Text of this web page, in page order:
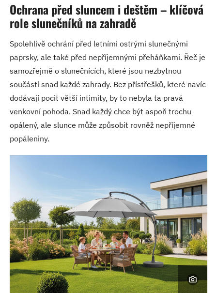
Ochrana před sluncem i deštěm – klíčová
role slunečníků na zahradě
Spolehlivě ochrání před letními ostrými slunečnými
paprsky, ale také před nepříjemnými přeháňkami. Řeč je
samozřejmě o slunečnících, které jsou nezbytnou
součástí snad každé zahrady. Bez přístřešků, které navíc
dodávají pocit větší intimity, by to nebyla ta pravá
venkovní pohoda. Snad každý chce být aspoň trochu
opálený, ale slunce může způsobit rovněž nepříjemné
popáleniny.